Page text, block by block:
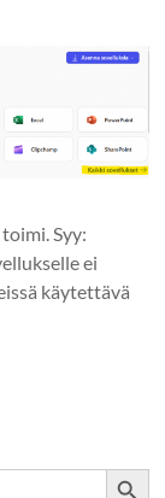
Syy:
ei
käytettävä
Search Button